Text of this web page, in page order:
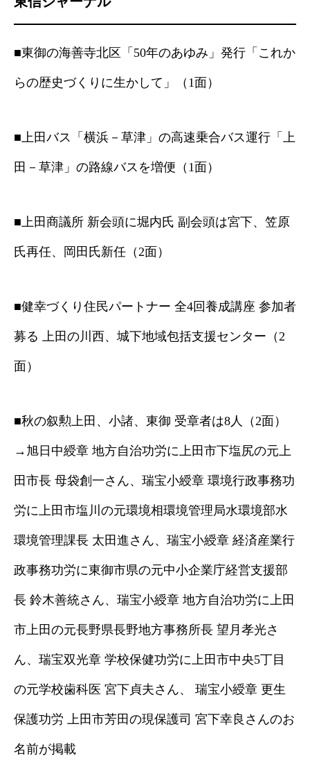
■東御の海善寺北区「50年のあゆみ」発行「これか
らの歴史づくりに生かして」（1面）
■上田バス「横浜－草津」の高速乗合バス運行「上
田－草津」の路線バスを増便（1面）
■上田商議所 新会頭に堀内氏 副会頭は宮下、笠原
氏再任、岡田氏新任（2面）
■健幸づくり住民パートナー 全4回養成講座 参加者
募る 上田の川西、城下地域包括支援センター（2
面）
■秋の叙勲上田、小諸、東御 受章者は8人（2面）
→旭日中綬章 地方自治功労に上田市下塩尻の元上
田市長 母袋創一さん、瑞宝小綬章 環境行政事務功
労に上田市塩川の元環境相環境管理局水環境部水
環境管理課長 太田進さん、瑞宝小綬章 経済産業行
政事務功労に東御市県の元中小企業庁経営支援部
長 鈴木善統さん、瑞宝小綬章 地方自治功労に上田
市上田の元長野県長野地方事務所長 望月孝光さ
ん、瑞宝双光章 学校保健功労に上田市中央5丁目
の元学校歯科医 宮下貞夫さん、 瑞宝小綬章 更生
保護功労 上田市芳田の現保護司 宮下幸良さんのお
名前が掲載